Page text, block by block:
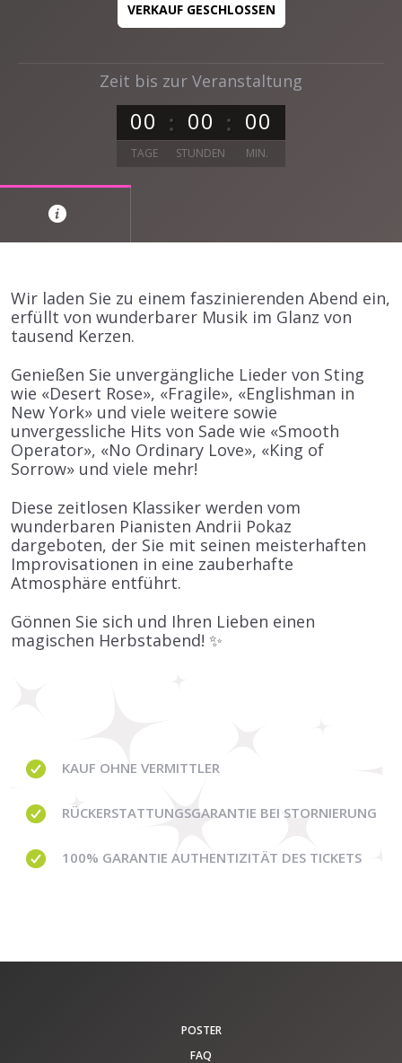
Zeit bis zur Veranstaltung
00 00 00
TAGE STUNDEN MIN.
VERKAUF GESCHLOSSEN
Wir laden Sie zu einem faszinierenden Abend ein,
erfüllt von wunderbarer Musik im Glanz von
tausend Kerzen.
Genießen Sie unvergängliche Lieder von Sting
wie «Desert Rose», «Fragile», «Englishman in
New York» und viele weitere sowie
unvergessliche Hits von Sade wie «Smooth
Operator», «No Ordinary Love», «King of
Sorrow» und viele mehr!
Diese zeitlosen Klassiker werden vom
wunderbaren Pianisten Andrii Pokaz
dargeboten, der Sie mit seinen meisterhaften
Improvisationen in eine zauberhafte
Atmosphäre entführt.
Gönnen Sie sich und Ihren Lieben einen
magischen Herbstabend! ✨
KAUF OHNE VERMITTLER
RÜCKERSTATTUNGSGARANTIE BEI STORNIERUNG
100% GARANTIE AUTHENTIZITÄT DES TICKETS
POSTER
FAQ